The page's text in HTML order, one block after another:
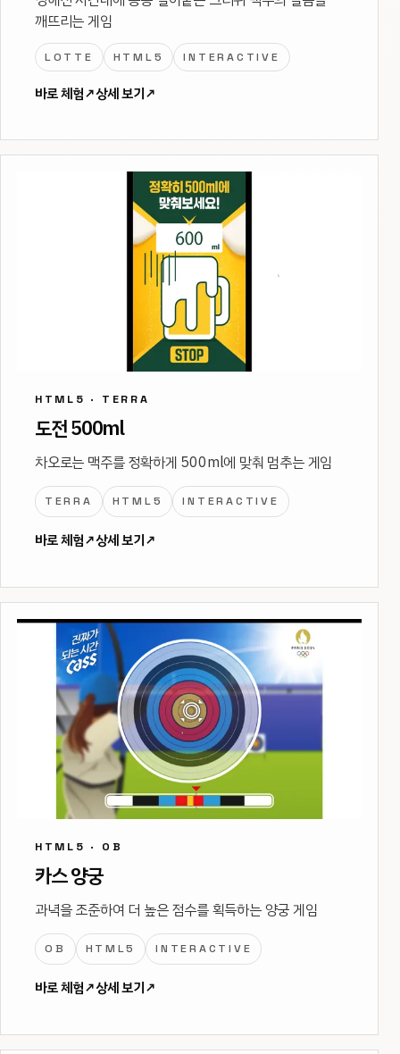
깨뜨리는 게임
LOTTE HTML5 INTERACTIVE
바로 체험↗상세 보기↗
HTML5 · TERRA
도전 500ml
차오로는 맥주를 정확하게 500ml에 맞춰 멈추는 게임
TERRA HTML5 INTERACTIVE
바로 체험↗상세 보기↗
HTML5 · OB
카스 양궁
과녁을 조준하여 더 높은 점수를 획득하는 양궁 게임
OB HTML5 INTERACTIVE
바로 체험↗상세 보기↗